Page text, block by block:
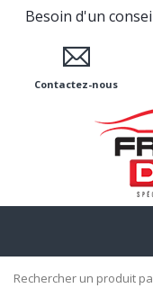
Besoin d'un
Contactez-nous
Rechercher un produit